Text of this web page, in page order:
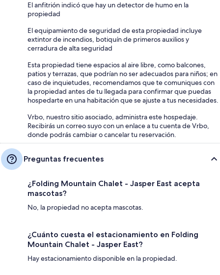
El anfitrión indicó que hay un detector de humo en la
propiedad
El equipamiento de seguridad de esta propiedad incluye
extintor de incendios, botiquín de primeros auxilios y
cerradura de alta seguridad
Esta propiedad tiene espacios al aire libre, como balcones,
patios y terrazas, que podrían no ser adecuados para niños; en
caso de inquietudes, recomendamos que te comuniques con
la propiedad antes de tu llegada para confirmar que puedas
hospedarte en una habitación que se ajuste a tus necesidades.
Vrbo, nuestro sitio asociado, administra este hospedaje.
Recibirás un correo suyo con un enlace a tu cuenta de Vrbo,
donde podrás cambiar o cancelar tu reservación.
Preguntas frecuentes
¿Folding Mountain Chalet - Jasper East acepta
mascotas?
No, la propiedad no acepta mascotas.
¿Cuánto cuesta el estacionamiento en Folding
Mountain Chalet - Jasper East?
Hay estacionamiento disponible en la propiedad.